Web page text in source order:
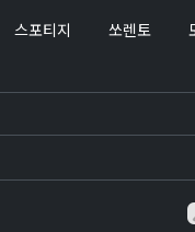
스포티지 쏘렌토